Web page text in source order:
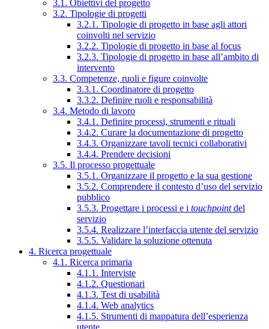
3.1. Obiettivi del progetto
3.2. Tipologie di progetti
3.2.1. Tipologie di progetto in base agli attori
coinvolti nel servizio
3.2.2. Tipologie di progetto in base al focus
3.2.3. Tipologie di progetto in base all’ambito di
intervento
3.3. Competenze, ruoli e figure coinvolte
3.3.1. Coordinatore di progetto
3.3.2. Definire ruoli e responsabilità
3.4. Metodo di lavoro
3.4.1. Definire processi, strumenti e rituali
3.4.2. Curare la documentazione di progetto
3.4.3. Organizzare tavoli tecnici collaborativi
3.4.4. Prendere decisioni
3.5. Il processo progettuale
3.5.1. Organizzare il progetto e la sua gestione
3.5.2. Comprendere il contesto d’uso del servizio
pubblico
3.5.3. Progettare i processi e i touchpointdel
servizio
3.5.4. Realizzare l’interfaccia utente del servizio
3.5.5. Validare la soluzione ottenuta
4. Ricerca progettuale
4.1. Ricerca primaria
4.1.1. Interviste
4.1.2. Questionari
4.1.3. Test di usabilità
4.1.4. Web analytics
4.1.5. Strumenti di mappatura dell’esperienza
utente